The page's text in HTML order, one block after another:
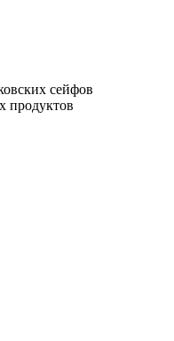
сейфов
продуктов